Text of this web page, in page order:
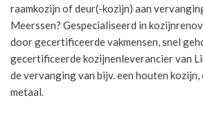
raamkozijn of deur(-kozijn) aan
Meerssen? Gespecialiseerd in
door gecertificeerde vakmensen, snel
gecertificeerde kozijnenleverancier van
de vervanging van bijv. een houten kozijn,
metaal.